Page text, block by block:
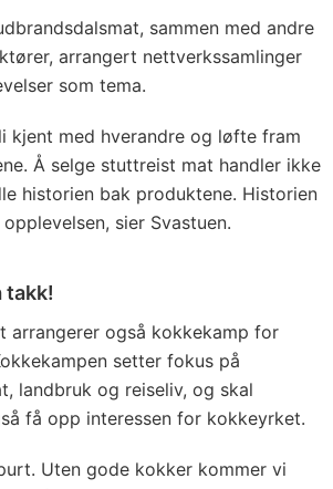
sammen med andre
arrangert nettverkssamlinger
som tema.
kjent med hverandre og løfte fram
Å selge stuttreist mat handler ikke
historien bak produktene. Historien
sier Svastuen.
takk!
arrangerer også kokkekamp for
setter fokus på
landbruk og reiseliv, og skal
få opp interessen for kokkeyrket.
Uten gode kokker kommer vi